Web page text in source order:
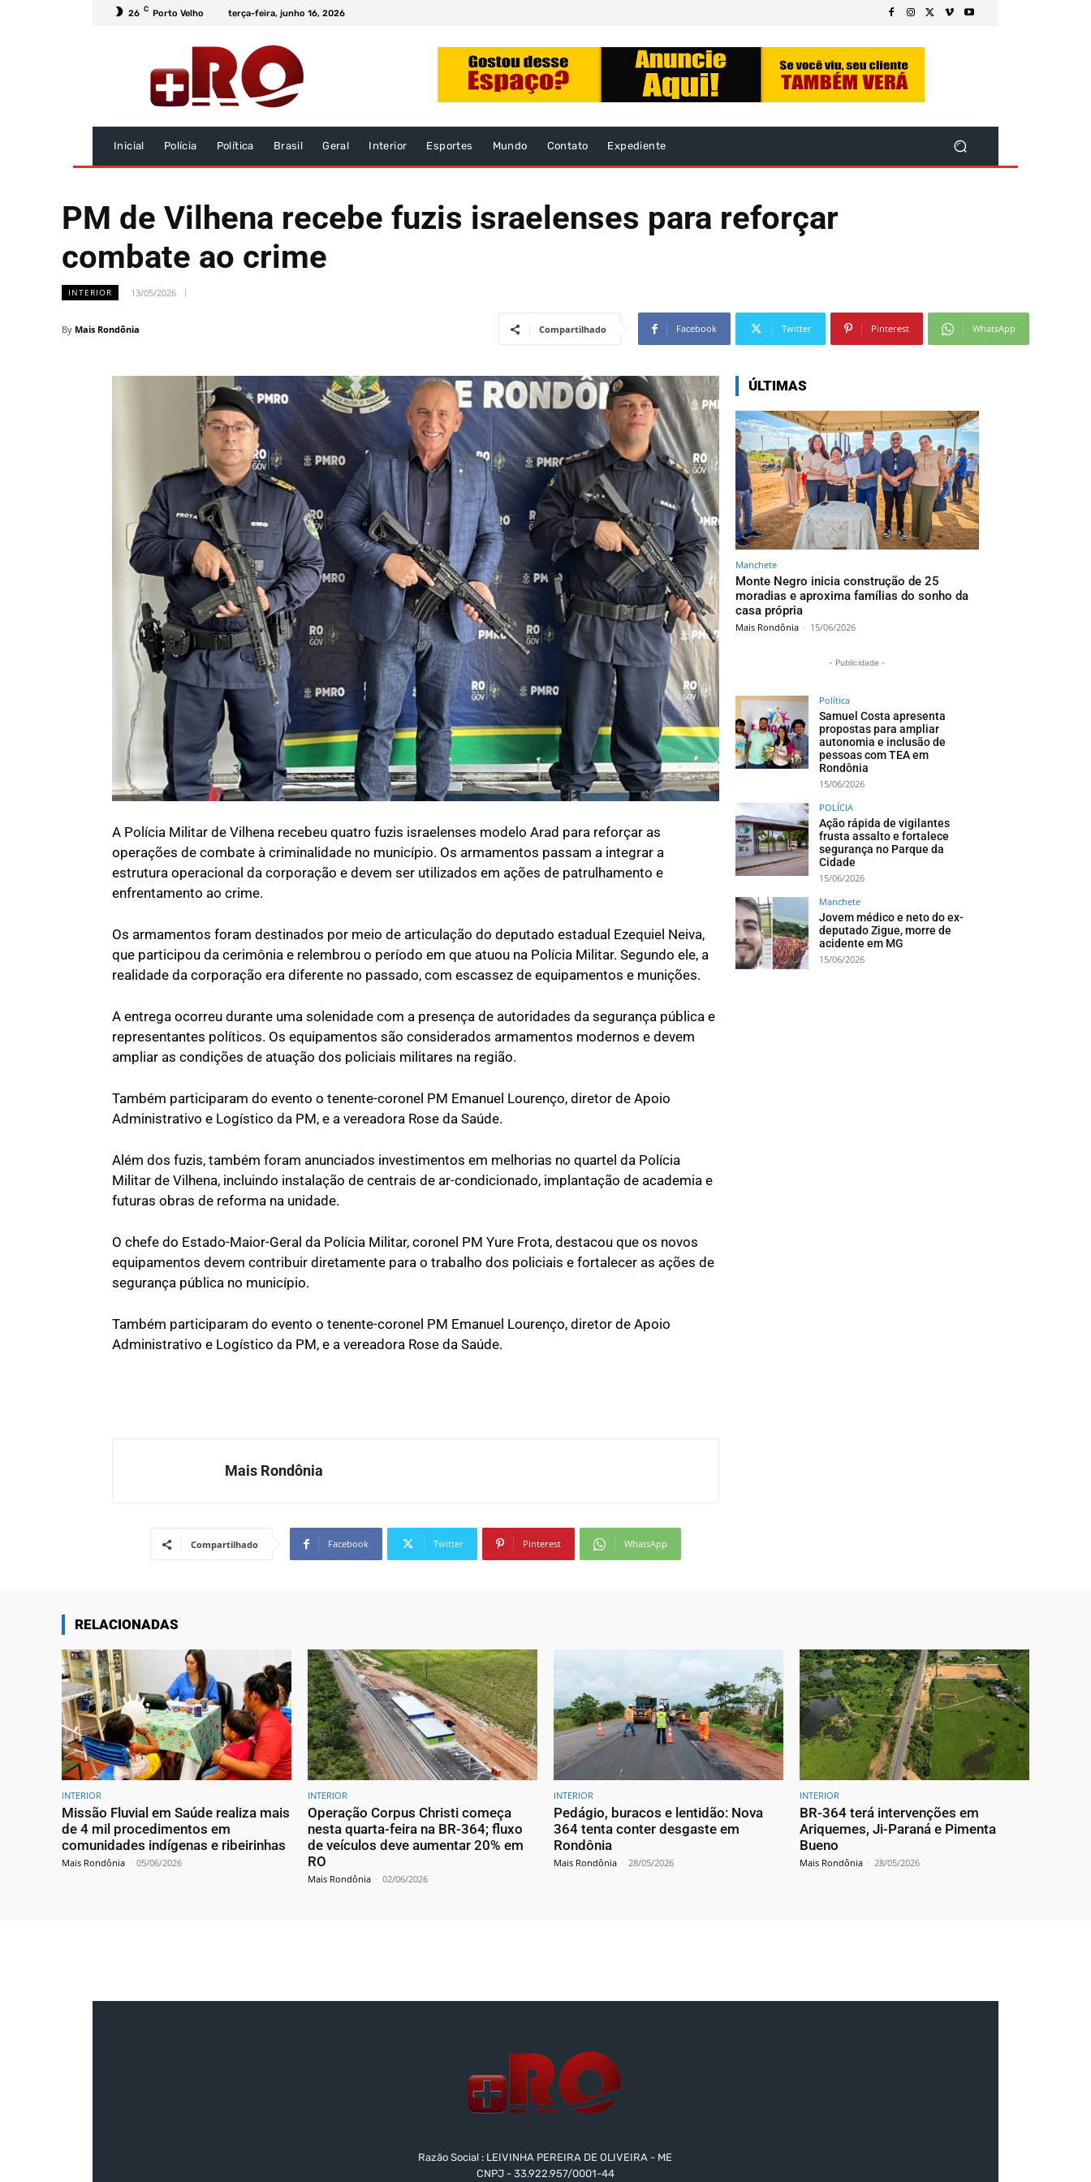
26 C Porto Velho terça-feira, junho 16, 2026
Inicial Polícia Política Brasil Geral Interior Esportes Mundo Contato Expediente
PM de Vilhena recebe fuzis israelenses para reforçar
combate ao crime
INTERIOR 13/05/2026
By Mais Rondônia Compartilhado Facebook Twitter Pinterest WhatsApp
A Polícia Militar de Vilhena recebeu quatro fuzis israelenses modelo Arad para reforçar as
operações de combate à criminalidade no município. Os armamentos passam a integrar a
estrutura operacional da corporação e devem ser utilizados em ações de patrulhamento e
enfrentamento ao crime.
Os armamentos foram destinados por meio de articulação do deputado estadual Ezequiel Neiva,
que participou da cerimônia e relembrou o período em que atuou na Polícia Militar. Segundo ele, a
realidade da corporação era diferente no passado, com escassez de equipamentos e munições.
A entrega ocorreu durante uma solenidade com a presença de autoridades da segurança pública e
representantes políticos. Os equipamentos são considerados armamentos modernos e devem
ampliar as condições de atuação dos policiais militares na região.
Também participaram do evento o tenente-coronel PM Emanuel Lourenço, diretor de Apoio
Administrativo e Logístico da PM, e a vereadora Rose da Saúde.
Além dos fuzis, também foram anunciados investimentos em melhorias no quartel da Polícia
Militar de Vilhena, incluindo instalação de centrais de ar-condicionado, implantação de academia e
futuras obras de reforma na unidade.
O chefe do Estado-Maior-Geral da Polícia Militar, coronel PM Yure Frota, destacou que os novos
equipamentos devem contribuir diretamente para o trabalho dos policiais e fortalecer as ações de
segurança pública no município.
Também participaram do evento o tenente-coronel PM Emanuel Lourenço, diretor de Apoio
Administrativo e Logístico da PM, e a vereadora Rose da Saúde.
Mais Rondônia
Compartilhado Facebook Twitter Pinterest WhatsApp
ÚLTIMAS
Manchete
Monte Negro inicia construção de 25
moradias e aproxima famílias do sonho da
casa própria
Mais Rondônia - 15/06/2026
- Publicidade -
Política
Samuel Costa apresenta
propostas para ampliar
autonomia e inclusão de
pessoas com TEA em
Rondônia
15/06/2026
POLÍCIA
Ação rápida de vigilantes
frusta assalto e fortalece
segurança no Parque da
Cidade
15/06/2026
Manchete
Jovem médico e neto do ex-
deputado Zigue, morre de
acidente em MG
15/06/2026
RELACIONADAS
INTERIOR
Missão Fluvial em Saúde realiza mais
de 4 mil procedimentos em
comunidades indígenas e ribeirinhas
Mais Rondônia - 05/06/2026
INTERIOR
Operação Corpus Christi começa
nesta quarta-feira na BR-364; fluxo
de veículos deve aumentar 20% em
RO
Mais Rondônia - 02/06/2026
INTERIOR
Pedágio, buracos e lentidão: Nova
364 tenta conter desgaste em
Rondônia
Mais Rondônia - 28/05/2026
INTERIOR
BR-364 terá intervenções em
Ariquemes, Ji-Paraná e Pimenta
Bueno
Mais Rondônia - 28/05/2026
Razão Social : LEIVINHA PEREIRA DE OLIVEIRA - ME
CNPJ - 33.922.957/0001-44